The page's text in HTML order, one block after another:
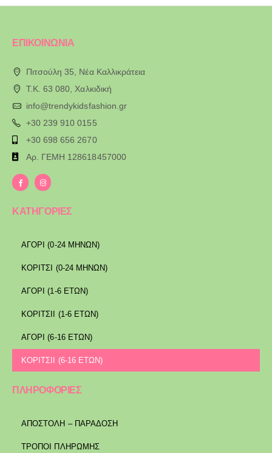
ΕΠΙΚΟΙΝΩΝΙΑ
Πιτσούλη 35, Νέα Καλλικράτεια
T.K. 63 080, Χαλκιδική
info@trendykidsfashion.gr
+30 239 910 0155
+30 698 656 2670
Αρ. ΓΕΜΗ 128618457000
ΚΑΤΗΓΟΡΙΕΣ
ΑΓΟΡΙ (0-24 ΜΗΝΩΝ)
ΚΟΡΙΤΣΙ (0-24 ΜΗΝΩΝ)
ΑΓΟΡΙ (1-6 ΕΤΩΝ)
ΚΟΡΙΤΣΙΙ (1-6 ΕΤΩΝ)
ΑΓΟΡΙ (6-16 ΕΤΩΝ)
ΚΟΡΙΤΣΙΙ (6-16 ΕΤΩΝ)
ΠΛΗΡΟΦΟΡΙΕΣ
ΑΠΟΣΤΟΛΉ – ΠΑΡΆΔΟΣΗ
ΤΡΌΠΟΙ ΠΛΗΡΩΜΉΣ